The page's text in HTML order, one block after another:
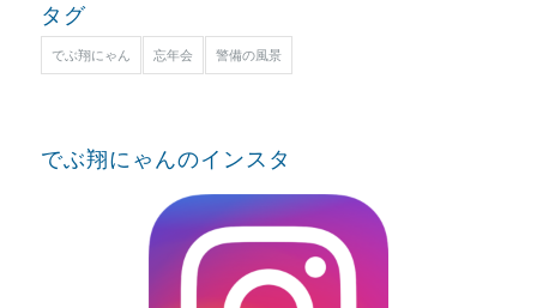
タグ
でぶ翔にゃん 忘年会 警備の風景
でぶ翔にゃんのインスタ